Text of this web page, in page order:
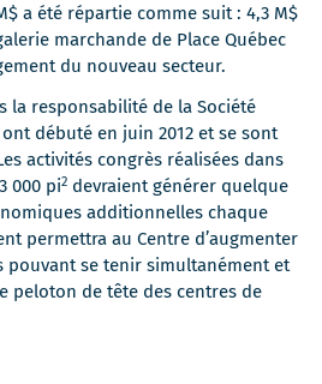
a été répartie comme suit : 4,3 M$
marchande de Place Québec
du nouveau secteur.
la responsabilité de la Société
débuté en juin 2012 et se sont
activités congrès réalisées dans
000 pi2 devraient générer quelque
additionnelles chaque
permettra au Centre d’augmenter
pouvant se tenir simultanément et
peloton de tête des centres de